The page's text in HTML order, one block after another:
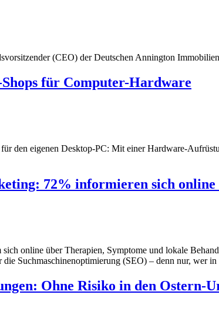
(CEO) der Deutschen Annington
für Computer-Hardware
den eigenen Desktop-PC: Mit einer Hardware-
72% informieren sich online
sich online über Therapien, Symptome und lokale
Suchmaschinenoptimierung (SEO) – denn nur, wer
Ohne Risiko in den Ostern-